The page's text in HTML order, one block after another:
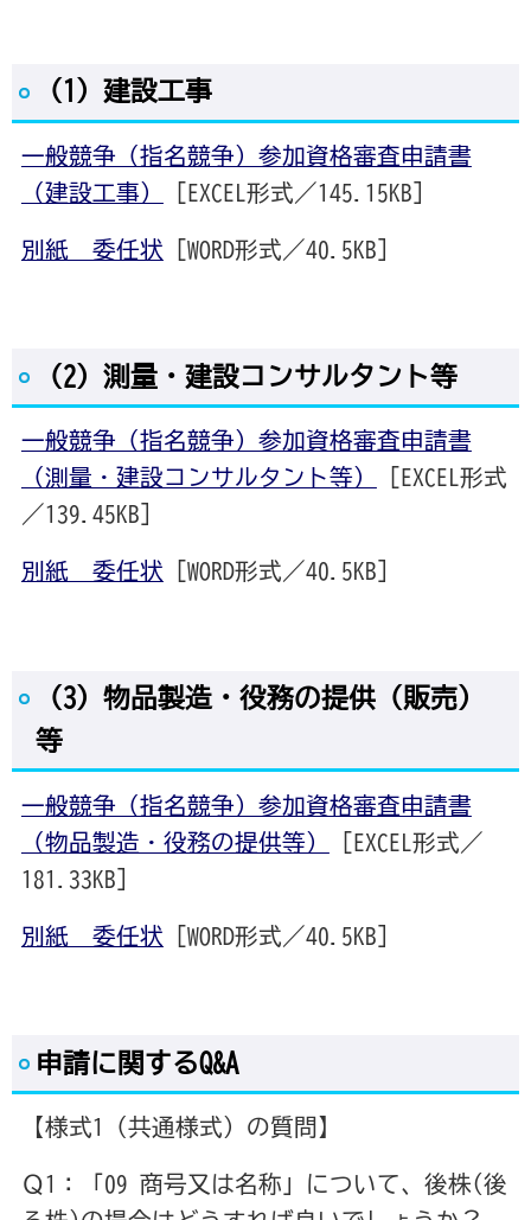
（1）建設工事
一般競争（指名競争）参加資格審査申請書
（建設工事）
[EXCEL形式／145.15KB]
別紙 委任状 [WORD形式／40.5KB]
（2）測量・建設コンサルタント等
一般競争（指名競争）参加資格審査申請書
（測量・建設コンサルタント等）
[EXCEL形式
／139.45KB]
別紙 委任状 [WORD形式／40.5KB]
（3）物品製造・役務の提供（販売）
等
一般競争（指名競争）参加資格審査申請書
（物品製造・役務の提供等）
[EXCEL形式／
181.33KB]
別紙 委任状 [WORD形式／40.5KB]
申請に関するQ&A
【様式1（共通様式）の質問】
Ｑ1：「09 商号又は名称」について、後株(後